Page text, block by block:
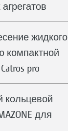
жидкого
компактной
pro
кольцевой
для